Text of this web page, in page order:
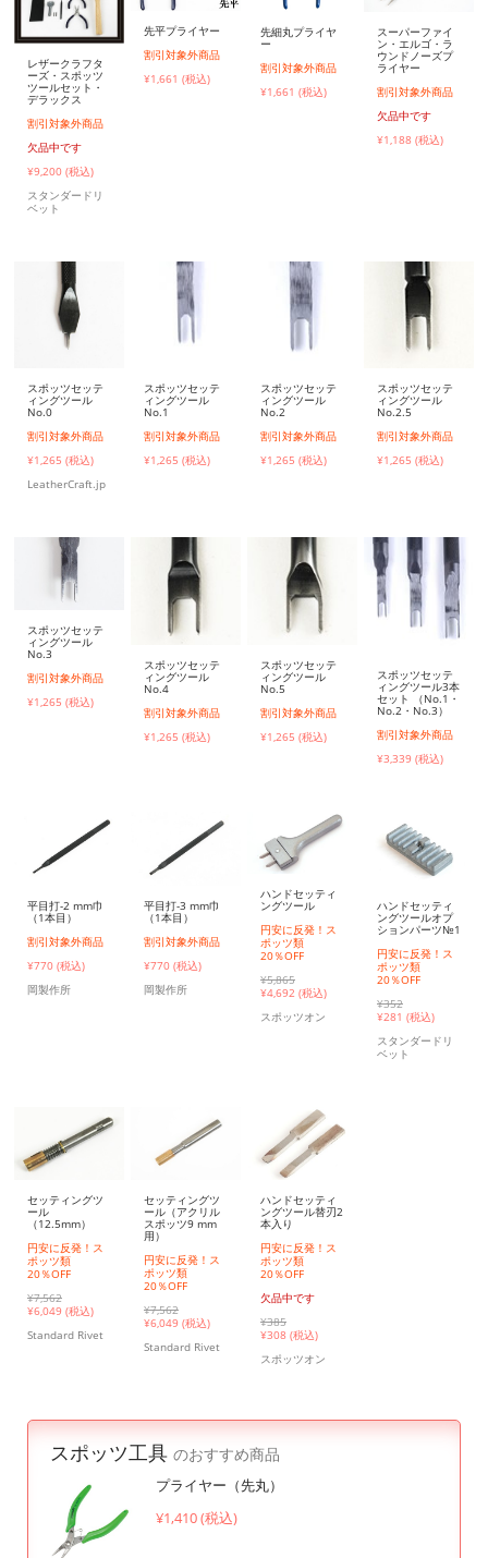
レザークラフタ
ーズ・スポッツ
ツールセット・
デラックス
割引対象外商品
欠品中です
¥9,200 (税込)
スタンダードリ
ベット
先平プライヤー
割引対象外商品
¥1,661 (税込)
先細丸プライヤ
ー
割引対象外商品
¥1,661 (税込)
スーパーファイ
ン・エルゴ・ラ
ウンドノーズプ
ライヤー
割引対象外商品
欠品中です
¥1,188 (税込)
スポッツセッテ
ィングツール
No.0
割引対象外商品
¥1,265 (税込)
LeatherCraft.jp
スポッツセッテ
ィングツール
No.1
割引対象外商品
¥1,265 (税込)
スポッツセッテ
ィングツール
No.2
割引対象外商品
¥1,265 (税込)
スポッツセッテ
ィングツール
No.2.5
割引対象外商品
¥1,265 (税込)
スポッツセッテ
ィングツール
No.3
割引対象外商品
¥1,265 (税込)
スポッツセッテ
ィングツール
No.4
割引対象外商品
¥1,265 (税込)
スポッツセッテ
ィングツール
No.5
割引対象外商品
¥1,265 (税込)
スポッツセッテ
ィングツール3本
セット （No.1・
No.2・No.3）
割引対象外商品
¥3,339 (税込)
平目打-2 mm巾
（1本目）
割引対象外商品
¥770 (税込)
岡製作所
平目打-3 mm巾
（1本目）
割引対象外商品
¥770 (税込)
岡製作所
ハンドセッティ
ングツール
円安に反発！ス
ポッツ類
20％OFF
¥5,865
¥4,692 (税込)
スポッツオン
ハンドセッティ
ングツールオプ
ションパーツ№1
円安に反発！ス
ポッツ類
20％OFF
¥352
¥281 (税込)
スタンダードリ
ベット
セッティングツ
ール
（12.5mm）
円安に反発！ス
ポッツ類
20％OFF
¥7,562
¥6,049 (税込)
Standard Rivet
セッティングツ
ール（アクリル
スポッツ9 mm
用）
円安に反発！ス
ポッツ類
20％OFF
¥7,562
¥6,049 (税込)
Standard Rivet
ハンドセッティ
ングツール替刃2
本入り
円安に反発！ス
ポッツ類
20％OFF
欠品中です
¥385
¥308 (税込)
スポッツオン
スポッツ工具 のおすすめ商品
プライヤー（先丸）
¥1,410 (税込)